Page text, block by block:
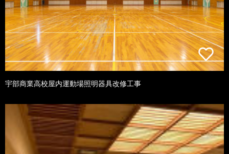
宇部商業高校屋内運動場照明器具改修工事